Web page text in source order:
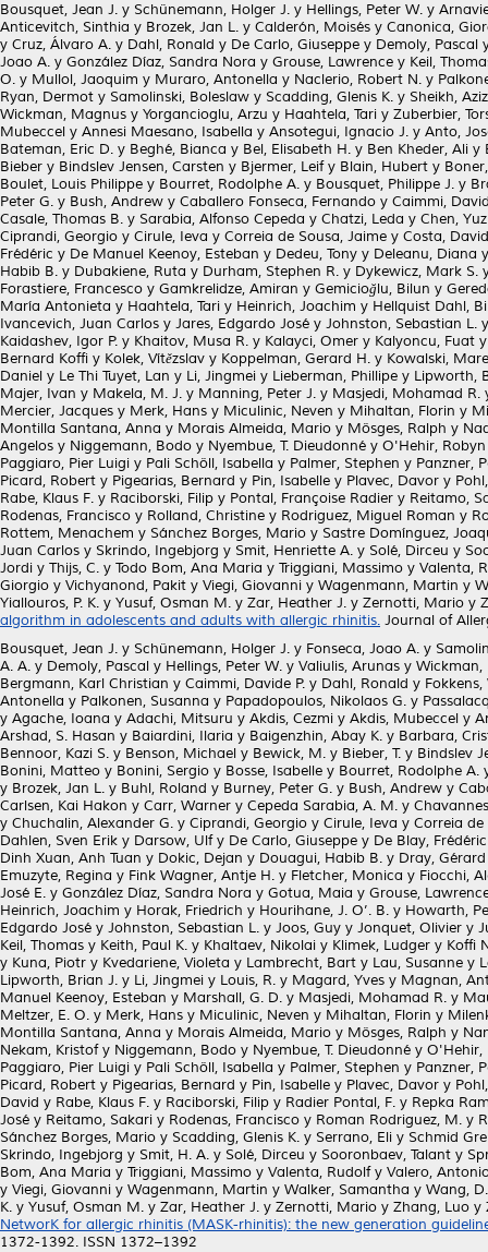
Bousquet, Jean J. y Schünemann, Holger J. y Hellings, Peter W. y
Anticevitch, Sinthia y Brozek, Jan L. y Calderón, Moisés y Canonica,
y Cruz, Álvaro A. y Dahl, Ronald y De Carlo, Giuseppe y Demoly, Pascal
Joao A. y González Díaz, Sandra Nora y Grouse, Lawrence y Keil,
O. y Mullol, Jaoquim y Muraro, Antonella y Naclerio, Robert N. y
Ryan, Dermot y Samolinski, Boleslaw y Scadding, Glenis K. y Sheikh, Aziz
Wickman, Magnus y Yorgancioglu, Arzu y Haahtela, Tari y Zuberbier,
Mubeccel y Annesi Maesano, Isabella y Ansotegui, Ignacio J. y Anto,
Bateman, Eric D. y Beghé, Bianca y Bel, Elisabeth H. y Ben Kheder, Ali y
Bieber y Bindslev Jensen, Carsten y Bjermer, Leify Blain, Hubert y
Boulet, Louis Philippe y Bourret, Rodolphe A. y Bousquet, Philippe J. y
Peter G. y Bush, Andrew y Caballero Fonseca, Fernando y Caimmi,
Casale, Thomas B. y Sarabia, Alfonso Cepeda y Chatzi, Leda y Chen,
Ciprandi, Georgio y Cirule, Ieva y Correia de Sousa, Jaime y Costa,
Frédéric y De Manuel Keenoy, Esteban y Dedeu, Tony y Deleanu, Diana
Habib B. y Dubakiene, Ruta y Durham, Stephen R. y Dykewicz, Mark S.
Forastiere, Francesco y Gamkrelidze, Amiran y Gemicioğlu, Bilun y
María Antonieta y Haahtela, Tari y Heinrich, Joachim y Hellquist Dahl,
Ivancevich, Juan Carlos y Jares, Edgardo José y Johnston, Sebastian L.
Kaidashev, Igor P. y Khaitov, Musa R. y Kalayci, Omer y Kalyoncu, Fuat
Bernard Koffi y Kolek, Vítězslav y Koppelman, Gerard H. y Kowalski,
Daniel y Le Thi Tuyet, Lan y Li, Jingmei y Lieberman, Phillipe y Lipworth,
Majer, Ivan y Makela, M. J. y Manning, Peter J. y Masjedi, Mohamad R.
Mercier, Jacques y Merk, Hans y Miculinic, Neven y Mihaltan, Florin y
Montilla Santana, Anna y Morais Almeida, Mario y Mösges, Ralph y
Angelos y Niggemann, Bodo y Nyembue, T. Dieudonné y O'Hehir, Robyn
Paggiaro, Pier Luigi y Pali Schöll, Isabella y Palmer, Stephen y Panzner,
Picard, Robert y Pigearias, Bernard y Pin, Isabelle y Plavec, Davor y
Rabe, Klaus F. y Raciborski, Filip y Pontal, Françoise Radier y Reitamo,
Rodenas, Francisco y Rolland, Christine y Rodriguez, Miguel Roman y
Rottem, Menachem y Sánchez Borges, Mario y Sastre Domínguez,
Juan Carlos y Skrindo, Ingebjorg y Smit, Henriette A. y Solé, Dirceu y
Jordi y Thijs, C. y Todo Bom, Ana Maria y Triggiani, Massimo y Valenta,
Giorgio y Vichyanond, Pakit y Viegi, Giovanni y Wagenmann, Martin y
Yiallouros, P. K. y Yusuf, Osman M. y Zar, Heather J. y Zernotti, Mario y
algorithm in adolescents and adults with allergic rhinitis. Journal of
Bousquet, Jean J. y Schünemann, Holger J. y Fonseca, Joao A. y
A. A. y Demoly, Pascal y Hellings, Peter W. y Valiulis, Arunas y Wickman,
Bergmann, Karl Christian y Caimmi, Davide P. y Dahl, Ronald y Fokkens,
Antonella y Palkonen, Susanna y Papadopoulos, Nikolaos G. y
y Agache, Ioana y Adachi, Mitsuru y Akdis, Cezmi y Akdis, Mubeccel y
Arshad, S. Hasan y Baiardini, Ilaria y Baigenzhin, Abay K. y Barbara,
Bennoor, Kazi S. y Benson, Michael y Bewick, M. y Bieber, T. y Bindslev
Bonini, Matteo y Bonini, Sergio y Bosse, Isabelle y Bourret, Rodolphe A.
y Brozek, Jan L. y Buhl, Roland y Burney, Peter G. y Bush, Andrew y
Carlsen, Kai Hakon y Carr, Warner y Cepeda Sarabia, A. M. y
y Chuchalin, Alexander G. y Ciprandi, Georgio y Cirule, Ieva y Correia de
Dahlen, Sven Erik y Darsow, Ulfy De Carlo, Giuseppe y De Blay, Frédéric
Dinh Xuan, Anh Tuan y Dokic, Dejan y Douagui, Habib B. y Dray, Gérard
Emuzyte, Regina y Fink Wagner, Antje H. y Fletcher, Monica y Fiocchi,
José E. y González Díaz, Sandra Nora y Gotua, Maia y Grouse,
Heinrich, Joachim y Horak, Friedrich y Hourihane, J. O’. B. y Howarth,
Edgardo José y Johnston, Sebastian L. y Joos, Guy y Jonquet, Olivier y
Keil, Thomas y Keith, Paul K. y Khaltaev, Nikolai y Klimek, Ludger y Koffi
y Kuna, Piotr y Kvedariene, Violeta y Lambrecht, Bart y Lau, Susanne y
Lipworth, Brian J. y Li, Jingmei y Louis, R. y Magard, Yves y Magnan,
Manuel Keenoy, Esteban y Marshall, G. D. y Masjedi, Mohamad R. y
Meltzer, E. O. y Merk, Hans y Miculinic, Neven y Mihaltan, Florin y
Montilla Santana, Anna y Morais Almeida, Mario y Mösges, Ralph y
Nekam, Kristofy Niggemann, Bodo y Nyembue, T. Dieudonné y O'Hehir,
Paggiaro, Pier Luigi y Pali Schöll, Isabella y Palmer, Stephen y Panzner,
Picard, Robert y Pigearias, Bernard y Pin, Isabelle y Plavec, Davor y
David y Rabe, Klaus F. y Raciborski, Filip y Radier Pontal, F. y Repka
José y Reitamo, Sakari y Rodenas, Francisco y Roman Rodriguez, M. y
Sánchez Borges, Mario y Scadding, Glenis K. y Serrano, Eli y Schmid
Skrindo, Ingebjorg y Smit, H. A. y Solé, Dirceu y Sooronbaev, Talant y
Bom, Ana Maria y Triggiani, Massimo y Valenta, Rudolfy Valero,
y Viegi, Giovanni y Wagenmann, Martin y Walker, Samantha y Wang, D.
K. y Yusuf, Osman M. y Zar, Heather J. y Zernotti, Mario y Zhang, Luo y
NetworK for allergic rhinitis (MASK-rhinitis): the new generation
1372-1392. ISSN 1372–1392